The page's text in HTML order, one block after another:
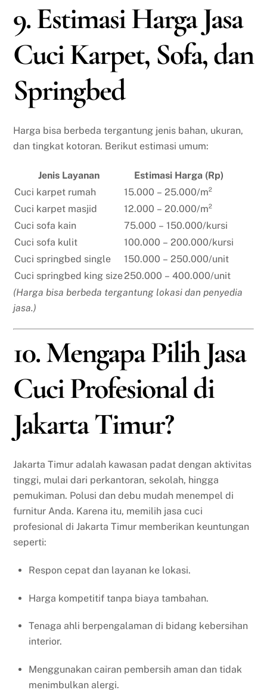
9. Estimasi Harga Jasa
Cuci Karpet, Sofa, dan
Springbed
Harga bisa berbeda tergantung jenis bahan, ukuran,
dan tingkat kotoran. Berikut estimasi umum:
Jenis Layanan
Estimasi Harga (Rp)
Cuci karpet rumah
15.000 – 25.000/m²
Cuci karpet masjid
12.000 – 20.000/m²
Cuci sofa kain
75.000 – 150.000/kursi
Cuci sofa kulit
100.000 – 200.000/kursi
Cuci springbed single
150.000 – 250.000/unit
Cuci springbed king size250.000 – 400.000/unit
(Harga bisa berbeda tergantung lokasi dan penyedia
jasa.)
10. Mengapa Pilih Jasa
Cuci Profesional di
Jakarta Timur?
Jakarta Timur adalah kawasan padat dengan aktivitas
tinggi, mulai dari perkantoran, sekolah, hingga
pemukiman. Polusi dan debu mudah menempel di
furnitur Anda. Karena itu, memilih jasa cuci
profesional di Jakarta Timur memberikan keuntungan
seperti:
Respon cepat dan layanan ke lokasi.
Harga kompetitif tanpa biaya tambahan.
Tenaga ahli berpengalaman di bidang kebersihan
interior.
Menggunakan cairan pembersih aman dan tidak
menimbulkan alergi.